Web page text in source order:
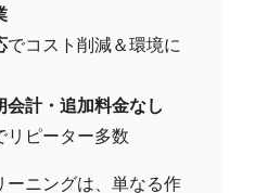
でコスト削減＆環境に
会計・追加料金なし
リピーター多数
ーニングは、単なる作